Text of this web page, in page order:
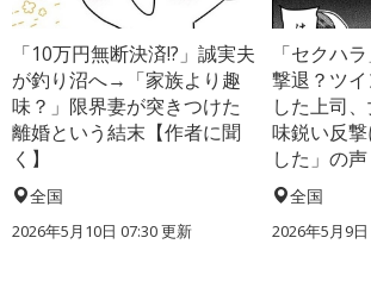
「10万円無断決済!?」誠実夫
が釣り沼へ→「家族より趣
味？」限界妻が突きつけた
離婚という結末【作者に聞
く】
全国
2026年5月10日 07:30 更新
「セクハ
撃退？ツ
した上司
味鋭い反
した」の声
全国
2026年5月9